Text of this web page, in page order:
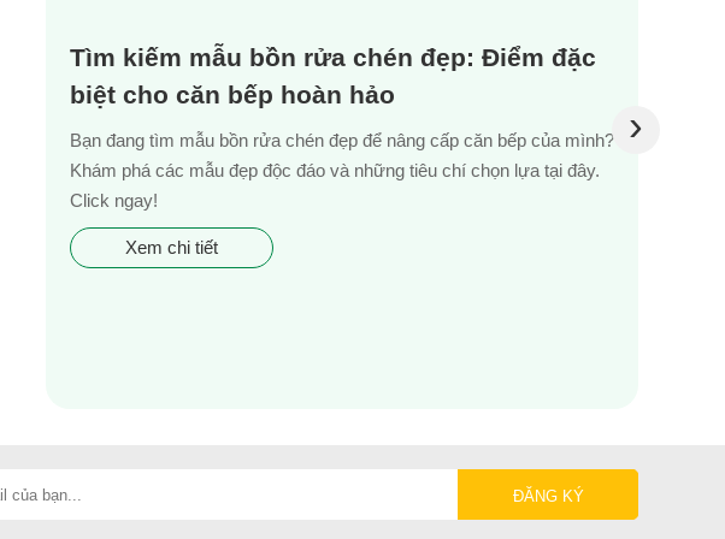
Tìm kiếm mẫu bồn rửa chén đẹp: Điểm đặc
biệt cho căn bếp hoàn hảo
Bạn đang tìm mẫu bồn rửa chén đẹp để nâng cấp căn bếp của mình?
Khám phá các mẫu đẹp độc đáo và những tiêu chí chọn lựa tại đây.
Click ngay!
Xem chi tiết
›